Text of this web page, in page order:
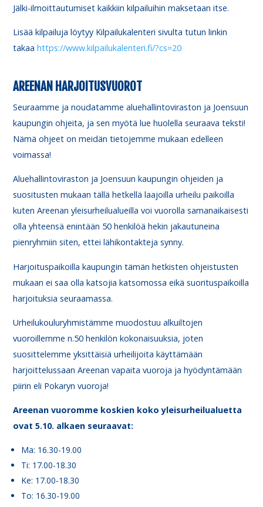
Jälki-ilmoittautumiset kaikkiin kilpailuihin maksetaan itse.
Lisää kilpailuja löytyy Kilpailukalenteri sivulta tutun linkin
takaahttps://www.kilpailukalenteri.fi/?cs=20
AREENAN HARJOITUSVUOROT
Seuraamme ja noudatamme aluehallintoviraston ja Joensuun
kaupungin ohjeita, ja sen myötä lue huolella seuraava teksti!
Nämä ohjeet on meidän tietojemme mukaan edelleen
voimassa!
Aluehallintoviraston ja Joensuun kaupungin ohjeiden ja
suositusten mukaan tällä hetkellä laajoilla urheilu paikoilla
kuten Areenan yleisurheilualueilla voi vuorolla samanaikaisesti
olla yhteensä enintään 50 henkilöä hekin jakautuneina
pienryhmiin siten, ettei lähikontakteja synny.
Harjoituspaikoilla kaupungin tämän hetkisten ohjeistusten
mukaan ei saa olla katsojia katsomossa eikä suorituspaikoilla
harjoituksia seuraamassa.
Urheilukouluryhmistämme muodostuu alkuiltojen
vuoroillemme n.50 henkilön kokonaisuuksia, joten
suosittelemme yksittäisiä urheilijoita käyttämään
harjoittelussaan Areenan vapaita vuoroja ja hyödyntämään
piirin eli Pokaryn vuoroja!
Areenan vuoromme koskien koko yleisurheilualuetta
ovat 5.10. alkaen seuraavat:
Ma: 16.30-19.00
Ti: 17.00-18.30
Ke: 17.00-18.30
To: 16.30-19.00